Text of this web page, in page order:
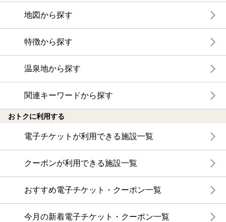
地図から探す
特徴から探す
温泉地から探す
関連キーワードから探す
おトクに利用する
電子チケットが利用できる施設一覧
クーポンが利用できる施設一覧
おすすめ電子チケット・クーポン一覧
今月の新着電子チケット・クーポン一覧